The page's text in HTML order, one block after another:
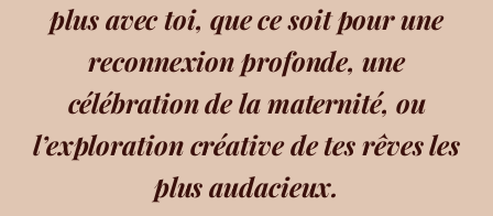
plus avec toi, que ce soit pour une
reconnexion profonde, une
célébration de la maternité, ou
l’exploration créative de tes rêves les
plus audacieux.